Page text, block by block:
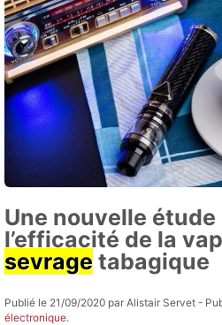
Une nouvelle
l’efficacité de la
sevrage tabagique
Publié le 21/09/2020 par Alistair Servet -
électronique.